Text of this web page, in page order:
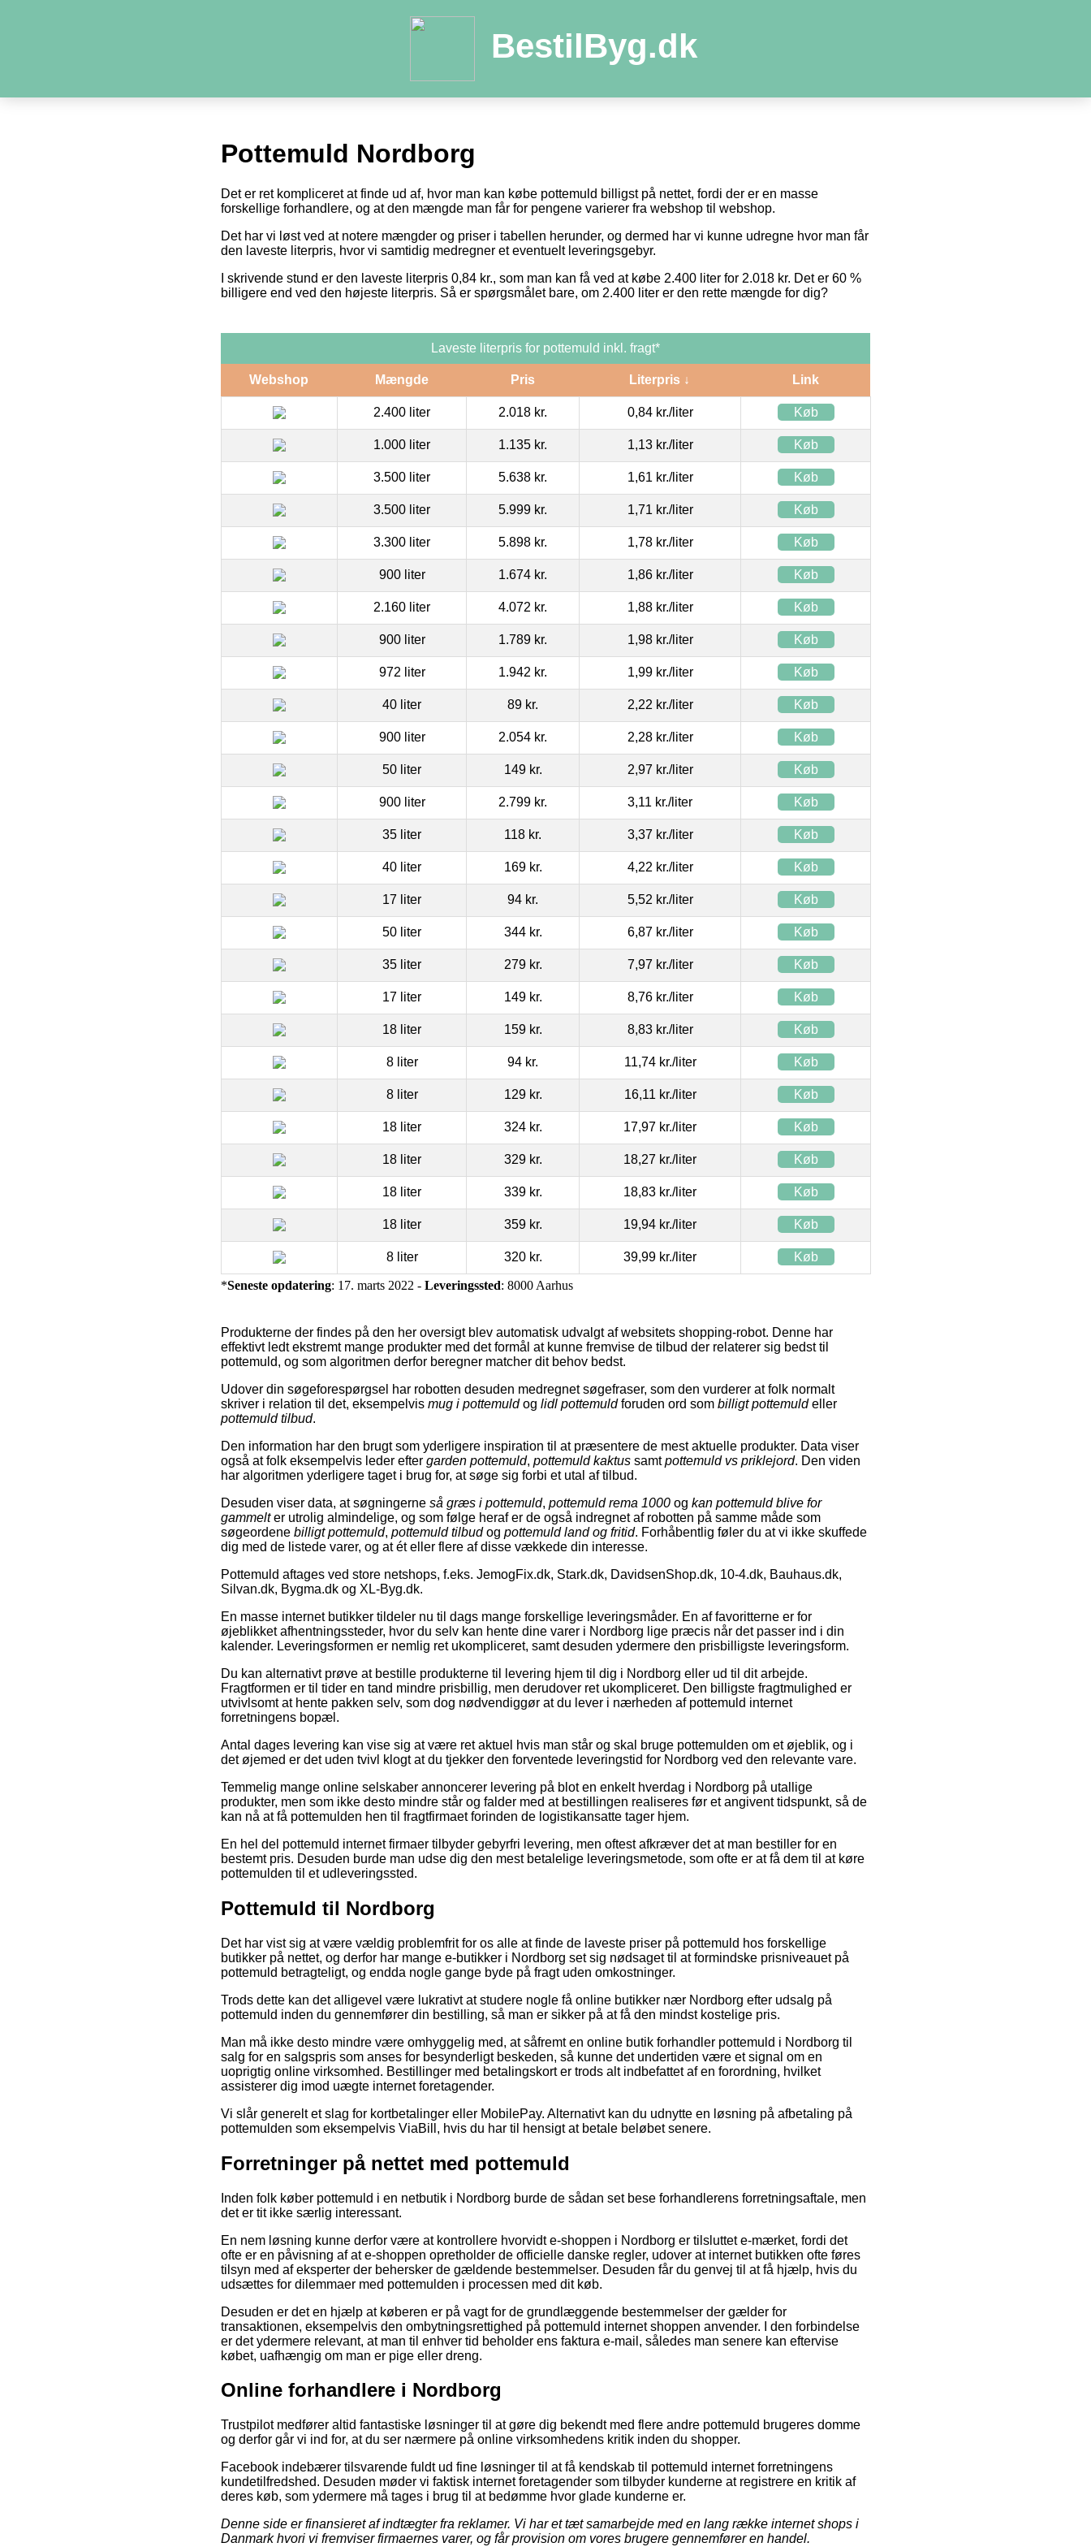
BestilByg.dk
Pottemuld Nordborg
Det er ret kompliceret at finde ud af, hvor man kan købe pottemuld billigst på nettet, fordi der er en masse
forskellige forhandlere, og at den mængde man får for pengene varierer fra webshop til webshop.
Det har vi løst ved at notere mængder og priser i tabellen herunder, og dermed har vi kunne udregne hvor man får
den laveste literpris, hvor vi samtidig medregner et eventuelt leveringsgebyr.
I skrivende stund er den laveste literpris 0,84 kr., som man kan få ved at købe 2.400 liter for 2.018 kr. Det er 60 %
billigere end ved den højeste literpris. Så er spørgsmålet bare, om 2.400 liter er den rette mængde for dig?
Laveste literpris for pottemuld inkl. fragt*
Webshop Mængde Pris Literpris ↓ Link
2.400 liter 2.018 kr. 0,84 kr./liter Køb
1.000 liter 1.135 kr. 1,13 kr./liter Køb
3.500 liter 5.638 kr. 1,61 kr./liter Køb
3.500 liter 5.999 kr. 1,71 kr./liter Køb
3.300 liter 5.898 kr. 1,78 kr./liter Køb
900 liter 1.674 kr. 1,86 kr./liter Køb
2.160 liter 4.072 kr. 1,88 kr./liter Køb
900 liter 1.789 kr. 1,98 kr./liter Køb
972 liter 1.942 kr. 1,99 kr./liter Køb
40 liter 89 kr. 2,22 kr./liter Køb
900 liter 2.054 kr. 2,28 kr./liter Køb
50 liter 149 kr. 2,97 kr./liter Køb
900 liter 2.799 kr. 3,11 kr./liter Køb
35 liter 118 kr. 3,37 kr./liter Køb
40 liter 169 kr. 4,22 kr./liter Køb
17 liter 94 kr. 5,52 kr./liter Køb
50 liter 344 kr. 6,87 kr./liter Køb
35 liter 279 kr. 7,97 kr./liter Køb
17 liter 149 kr. 8,76 kr./liter Køb
18 liter 159 kr. 8,83 kr./liter Køb
8 liter 94 kr. 11,74 kr./liter Køb
8 liter 129 kr. 16,11 kr./liter Køb
18 liter 324 kr. 17,97 kr./liter Køb
18 liter 329 kr. 18,27 kr./liter Køb
18 liter 339 kr. 18,83 kr./liter Køb
18 liter 359 kr. 19,94 kr./liter Køb
8 liter 320 kr. 39,99 kr./liter Køb
*Seneste opdatering: 17. marts 2022 - Leveringssted: 8000 Aarhus
Produkterne der findes på den her oversigt blev automatisk udvalgt af websitets shopping-robot. Denne har
effektivt ledt ekstremt mange produkter med det formål at kunne fremvise de tilbud der relaterer sig bedst til
pottemuld, og som algoritmen derfor beregner matcher dit behov bedst.
Udover din søgeforespørgsel har robotten desuden medregnet søgefraser, som den vurderer at folk normalt
skriver i relation til det, eksempelvis mug i pottemuldog lidl pottemuldforuden ord som billigt pottemuldeller
pottemuld tilbud.
Den information har den brugt som yderligere inspiration til at præsentere de mest aktuelle produkter. Data viser
også at folk eksempelvis leder efter garden pottemuld, pottemuld kaktus samtpottemuld vs priklejord. Den viden
har algoritmen yderligere taget i brug for, at søge sig forbi et utal af tilbud.
Desuden viser data, at søgningerne så græs i pottemuld, pottemuld rema 1000 og kan pottemuld blive for
gammelter utrolig almindelige, og som følge heraf er de også indregnet af robotten på samme måde som
søgeordene billigt pottemuld, pottemuld tilbudog pottemuld land og fritid. Forhåbentlig føler du at vi ikke skuffede
dig med de listede varer, og at ét eller flere af disse vækkede din interesse.
Pottemuld aftages ved store netshops, f.eks. JemogFix.dk, Stark.dk, DavidsenShop.dk, 10-4.dk, Bauhaus.dk,
Silvan.dk, Bygma.dk og XL-Byg.dk.
En masse internet butikker tildeler nu til dags mange forskellige leveringsmåder. En af favoritterne er for
øjeblikket afhentningssteder, hvor du selv kan hente dine varer i Nordborg lige præcis når det passer ind i din
kalender. Leveringsformen er nemlig ret ukompliceret, samt desuden ydermere den prisbilligste leveringsform.
Du kan alternativt prøve at bestille produkterne til levering hjem til dig i Nordborg eller ud til dit arbejde.
Fragtformen er til tider en tand mindre prisbillig, men derudover ret ukompliceret. Den billigste fragtmulighed er
utvivlsomt at hente pakken selv, som dog nødvendiggør at du lever i nærheden af pottemuld internet
forretningens bopæl.
Antal dages levering kan vise sig at være ret aktuel hvis man står og skal bruge pottemulden om et øjeblik, og i
det øjemed er det uden tvivl klogt at du tjekker den forventede leveringstid for Nordborg ved den relevante vare.
Temmelig mange online selskaber annoncerer levering på blot en enkelt hverdag i Nordborg på utallige
produkter, men som ikke desto mindre står og falder med at bestillingen realiseres før et angivent tidspunkt, så de
kan nå at få pottemulden hen til fragtfirmaet forinden de logistikansatte tager hjem.
En hel del pottemuld internet firmaer tilbyder gebyrfri levering, men oftest afkræver det at man bestiller for en
bestemt pris. Desuden burde man udse dig den mest betalelige leveringsmetode, som ofte er at få dem til at køre
pottemulden til et udleveringssted.
Pottemuld til Nordborg
Det har vist sig at være vældig problemfrit for os alle at finde de laveste priser på pottemuld hos forskellige
butikker på nettet, og derfor har mange e-butikker i Nordborg set sig nødsaget til at formindske prisniveauet på
pottemuld betragteligt, og endda nogle gange byde på fragt uden omkostninger.
Trods dette kan det alligevel være lukrativt at studere nogle få online butikker nær Nordborg efter udsalg på
pottemuld inden du gennemfører din bestilling, så man er sikker på at få den mindst kostelige pris.
Man må ikke desto mindre være omhyggelig med, at såfremt en online butik forhandler pottemuld i Nordborg til
salg for en salgspris som anses for besynderligt beskeden, så kunne det undertiden være et signal om en
uoprigtig online virksomhed. Bestillinger med betalingskort er trods alt indbefattet af en forordning, hvilket
assisterer dig imod uægte internet foretagender.
Vi slår generelt et slag for kortbetalinger eller MobilePay. Alternativt kan du udnytte en løsning på afbetaling på
pottemulden som eksempelvis ViaBill, hvis du har til hensigt at betale beløbet senere.
Forretninger på nettet med pottemuld
Inden folk køber pottemuld i en netbutik i Nordborg burde de sådan set bese forhandlerens forretningsaftale, men
det er tit ikke særlig interessant.
En nem løsning kunne derfor være at kontrollere hvorvidt e-shoppen i Nordborg er tilsluttet e-mærket, fordi det
ofte er en påvisning af at e-shoppen opretholder de officielle danske regler, udover at internet butikken ofte føres
tilsyn med af eksperter der behersker de gældende bestemmelser. Desuden får du genvej til at få hjælp, hvis du
udsættes for dilemmaer med pottemulden i processen med dit køb.
Desuden er det en hjælp at køberen er på vagt for de grundlæggende bestemmelser der gælder for
transaktionen, eksempelvis den ombytningsrettighed på pottemuld internet shoppen anvender. I den forbindelse
er det ydermere relevant, at man til enhver tid beholder ens faktura e-mail, således man senere kan eftervise
købet, uafhængig om man er pige eller dreng.
Online forhandlere i Nordborg
Trustpilot medfører altid fantastiske løsninger til at gøre dig bekendt med flere andre pottemuld brugeres domme
og derfor går vi ind for, at du ser nærmere på online virksomhedens kritik inden du shopper.
Facebook indebærer tilsvarende fuldt ud fine løsninger til at få kendskab til pottemuld internet forretningens
kundetilfredshed. Desuden møder vi faktisk internet foretagender som tilbyder kunderne at registrere en kritik af
deres køb, som ydermere må tages i brug til at bedømme hvor glade kunderne er.
Denne side er finansieret af indtægter fra reklamer. Vi har et tæt samarbejde med en lang række internet shops i
Danmark hvori vi fremviser firmaernes varer, og får provision om vores brugere gennemfører en handel.